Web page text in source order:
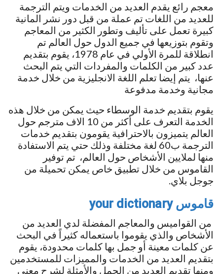
معجم رائع يقدم العديد من الخدمات ويتم الترجمة
للعديد من اللغات تم عملة من قبل دور نشر المانية
كبيرة تعمل على تأليف وتطور الكثير من المعاجم
وتقوم بتوزيعها في جميع الدول حول العالم تم
انطلاقة للمرة الأولي في عام 1978، يقوم بتقديم
عدد كبير من الكلمات والمفردات التي يتم البحث
عنها، يتم إيضا تعلم اللغة الانجليزية من خلال خدمة
مجانية وخدمة مدفوعة
يقوم بتقديم خدمة الوسطاء حيث يمكن من خلال هذه
الخدمة التعرف على أكثر من 10 الاف مترجم حول
العالم يتميزون بالاحترافية يقومون بتقديم خدمات
الترجمة ب60 لغة مختلفة وذلك حتي يتم الاستفادة
منها لملايين الأشخاص حول العالم، تم توفير
القاموس من خلال تطبيق خاص يمكن تحميلة من
جوجل بلاي.
قاموس your dictionary
من القواميس والمعاجم المفضلة لدي العديد من
الأشخاص والذي يقوموا باستعماله كثيراً في البحث
عن كلمات معينة أو جمل بها كلمات محدودة، يقوم
بتقديم العديد من الخدمات والمميزات للمستخدمين
ومنها تقديم العديد من الجمل والأمثلة لشرح معنى